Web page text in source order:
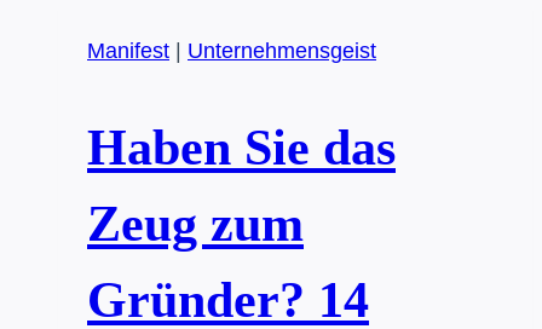
Gründerteam
Manifest | Unternehmensgeist
Haben Sie das
Zeug zum
Gründer? 14